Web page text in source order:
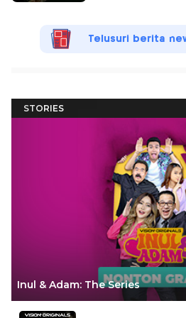
Telusuri berita